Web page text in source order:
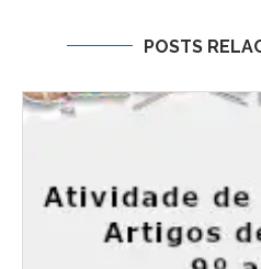
POSTS